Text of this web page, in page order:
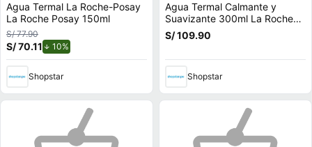
Agua Termal La Roche-Posay
La Roche Posay 150ml
S/ 77.90
S/ 70.11 10%
Shopstar
Agua Termal Calmante y
Suavizante 300ml La Roche
Posay - Frasco 300 ML
S/ 109.90
Shopstar